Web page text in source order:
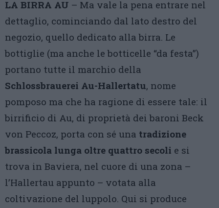
LA BIRRA AU – Ma vale la pena entrare nel
dettaglio, cominciando dal lato destro del
negozio, quello dedicato alla birra. Le
bottiglie (ma anche le botticelle “da festa”)
portano tutte il marchio della
Schlossbrauerei Au-Hallertatu, nome
pomposo ma che ha ragione di essere tale: il
birrificio di Au, di proprietà dei baroni Beck
von Peccoz, porta con sé una tradizione
brassicola lunga oltre quattro secoli e si
trova in Baviera, nel cuore di una zona –
l’Hallertau appunto – votata alla
coltivazione del luppolo. Qui si produce